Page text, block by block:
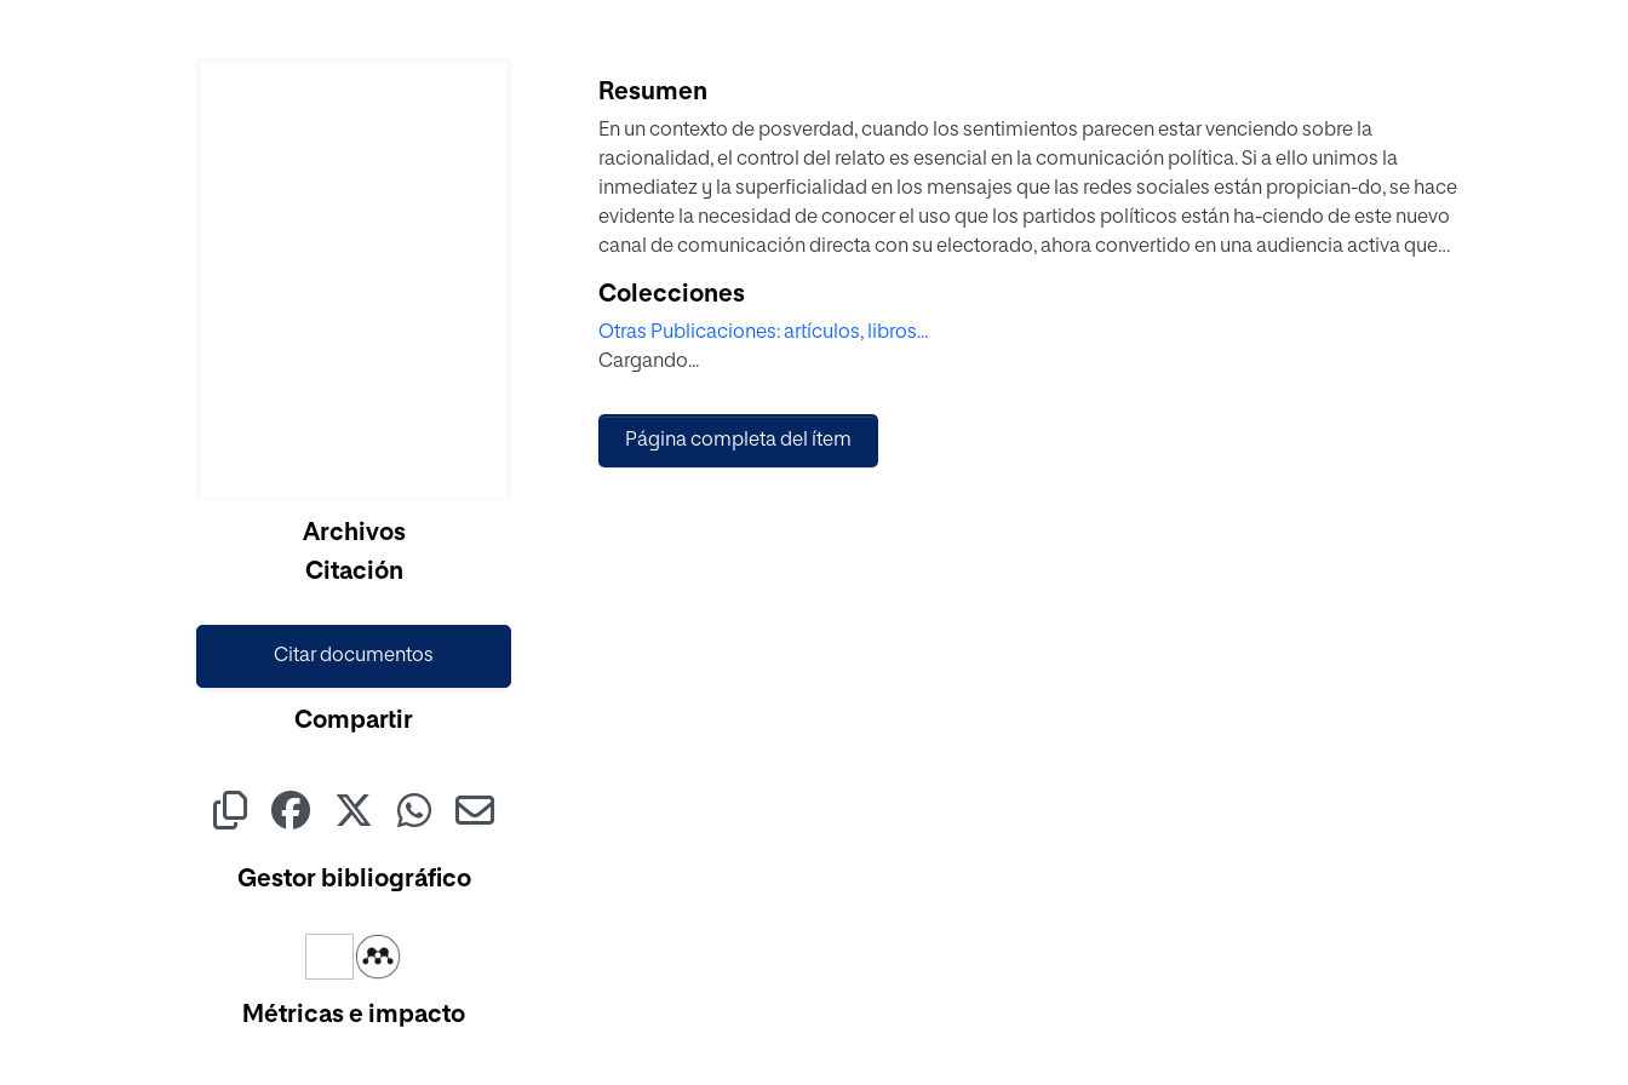
Archivos
Citación
Citar documentos
Compartir
Gestor bibliográfico
Métricas e impacto
Resumen
En un contexto de posverdad, cuando los sentimientos parecen estar venciendo sobre la
racionalidad, el control del relato es esencial en la comunicación política. Si a ello unimos la
inmediatez y la superficialidad en los mensajes que las redes sociales están propician-do, se hace
evidente la necesidad de conocer el uso que los partidos políticos están ha-ciendo de este nuevo
canal de comunicación directa con su electorado, ahora convertido en una audiencia activa que
contenido publicado por los dos partidos políticos mayoritarios en España en la red social X. Para ello
se han analizado, con un enfoque cuantitativo, el contenido de 4008 publicaciones emitidas por el PP
y el PSOE. Se concluye que el contenido de las publicaciones nacionales gira en torno a las mutuas
los perfiles regionales y locales los temas más cercanos al ciudadano. Los mejores resultados en
cuanto a engagement corresponden al PSOE ha hecho un uso muy superior de los hashtags.
Colecciones
Otras Publicaciones: artículos, libros...
Cargando...
Página completa del ítem